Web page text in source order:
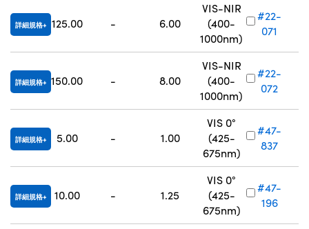
詳細規格 125.00 - 6.00
VIS-NIR
(400-
1000nm)
#22-
071
詳細規格 150.00 - 8.00
VIS-NIR
(400-
1000nm)
#22-
072
詳細規格 5.00 - 1.00
VIS 0°
(425-
675nm)
#47-
837
詳細規格 10.00 - 1.25
VIS 0°
(425-
675nm)
#47-
196